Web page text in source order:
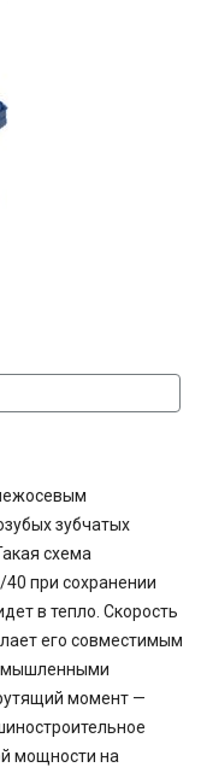
зубчатых
схема
при сохранении
в тепло. Скорость
его совместимым
момент —
мощности на